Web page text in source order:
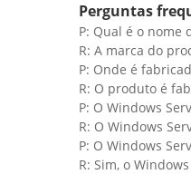
Perguntas
P: Qual é o nome
R: A marca do
P: Onde é
R: O produto é
P: O Windows
R: O Windows
P: O Windows
R: Sim, o